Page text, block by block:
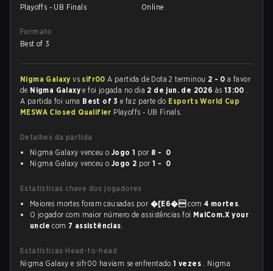
Playoffs - UB Finals
Online
Formato
Best of 3
Nigma Galaxyvs sifr00A partida de Dota 2 terminou 2 - 0 a favor
de Nigma Galaxye foi jogada no dia 2 de jun. de 2026 às 13:00 .
A partida foi uma Best of 3e faz parte do Esports World Cup
MESWA Closed Qualifier Playoffs - UB Finals.
Detalhes da partida
Nigma Galaxy venceu o Jogo 1 por 8 - 0
Nigma Galaxy venceu o Jogo 2 por1 - 0
Estatísticas chave dos jogadores
Maiores mortes foram causadas por �[E6�com4 mortes.
O jogador com maior número de assistências foi MalCom.X your
uncle com 7 assistências.
Estatísticas Head-to-head
Nigma Galaxy e sifr00 haviam se enfrentado1 vezes . Nigma